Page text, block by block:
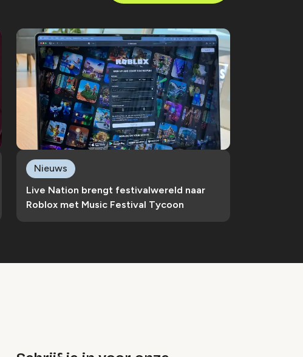
Live Nation brengt festivalwereld naar
Roblox met Music Festival Tycoon
Nieuws